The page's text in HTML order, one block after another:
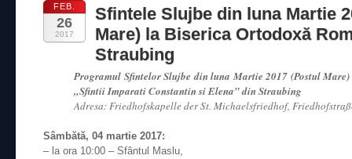
FEB.
26
2017
Sfintele Slujbe din luna Martie
Mare) la Biserica Ortodoxă
Straubing
Programul Sfintelor Slujbe din luna Martie 2017 (Postul
„Sfintii Imparati Constantin si Elena” din Straubing
Adresa: Friedhofskapelle der St. Michaelsfriedhof,
Sâmbătă, 04 martie 2017:
– la ora 10:00 – Sfântul Maslu,